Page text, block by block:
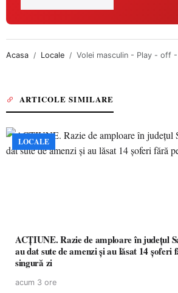
Acasa Locale Volei masculin - Play - off
ARTICOLE SIMILARE
LOCALE
ACȚIUNE. Razie de amploare în județul
au dat sute de amenzi și au lăsat 14
singură zi
acum 3 ore